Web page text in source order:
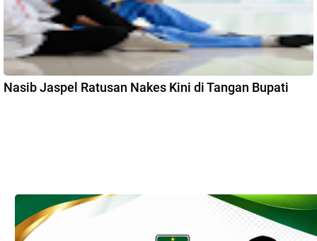
Nasib Jaspel Ratusan Nakes Kini di Tangan Bupati